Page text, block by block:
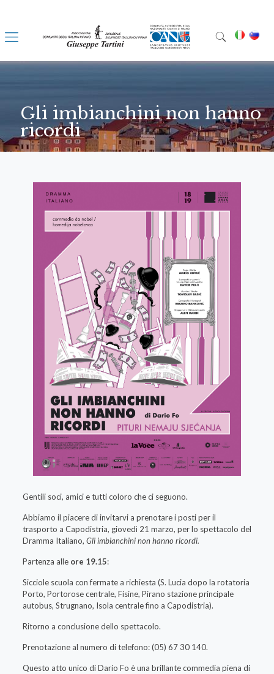
Gli imbianchini non hanno
ricordi
Gentili soci, amici e tutti coloro che ci seguono.
Abbiamo il piacere di invitarvi a prenotare i posti per il
trasporto a Capodistria, giovedì 21 marzo, per lo spettacolo del
Dramma Italiano, Gli imbianchini non hanno ricordi.
Partenza alle ore 19.15:
Sicciole scuola con fermate a richiesta (S. Lucia dopo la rotatoria
Porto, Portorose centrale, Fisine, Pirano stazione principale
autobus, Strugnano, Isola centrale fino a Capodistria).
Ritorno a conclusione dello spettacolo.
Prenotazione al numero di telefono: (05) 67 30 140.
Questo atto unico di Dario Fo è una brillante commedia piena di